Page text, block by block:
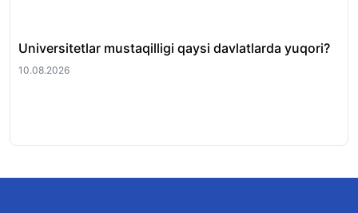
Universitetlar mustaqilligi qaysi davlatlarda yuqori?
10.08.2026